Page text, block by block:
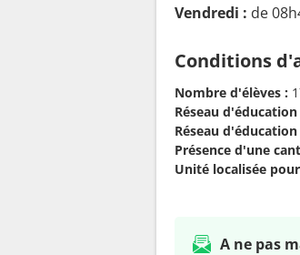
Vendredi : de
Conditions
Nombre d'élèves :
Réseau
Réseau
Présence d'une
Unité localisée
A ne pas